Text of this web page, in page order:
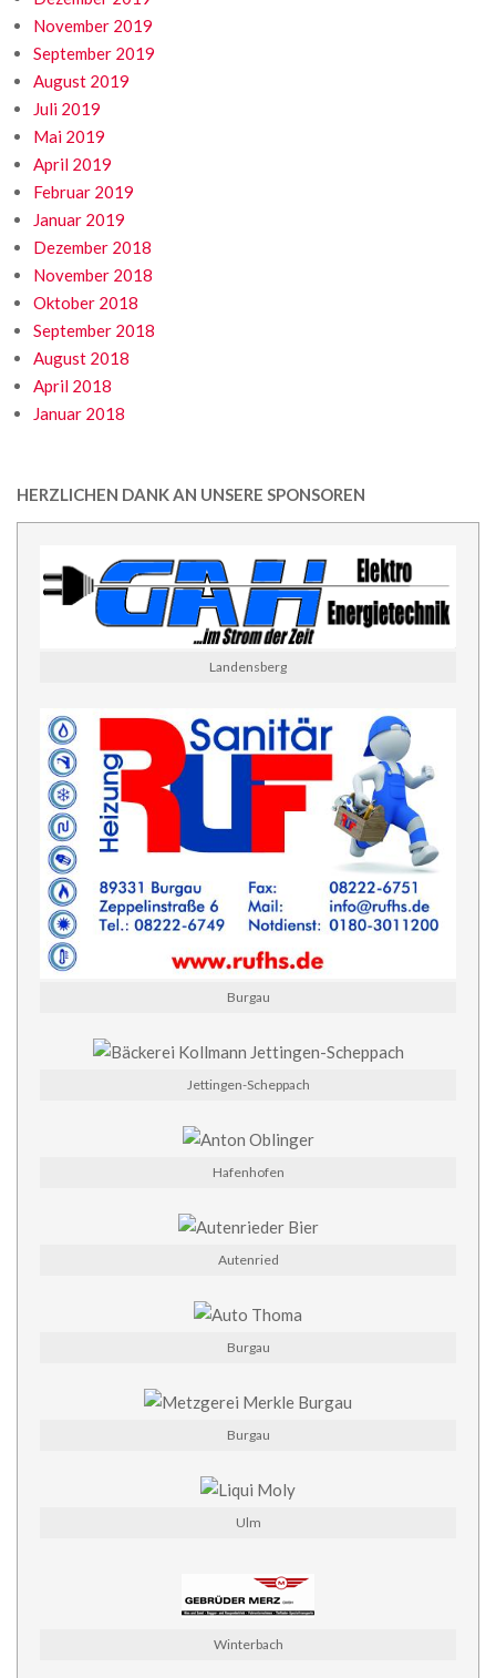
November 2019
September 2019
August 2019
Juli 2019
Mai 2019
April 2019
Februar 2019
Januar 2019
Dezember 2018
November 2018
Oktober 2018
September 2018
August 2018
April 2018
Januar 2018
HERZLICHEN DANK AN UNSERE SPONSOREN
Landensberg
Burgau
Jettingen-Scheppach
Hafenhofen
Autenried
Burgau
Burgau
Ulm
Winterbach